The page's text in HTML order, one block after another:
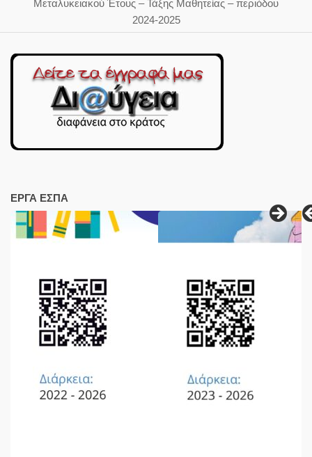
Μεταλυκειακού Έτους – Τάξης Μαθητείας – περιόδου
2024-2025
ΕΡΓΑ ΕΣΠΑ